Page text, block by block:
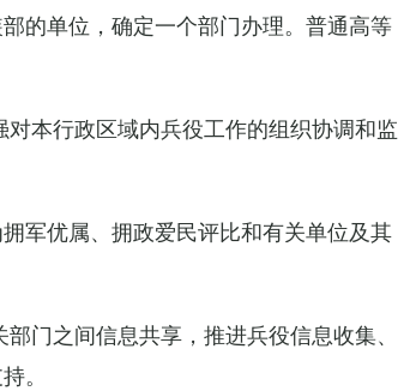
的单位，确定一个部门办理。普通高等
本行政区域内兵役工作的组织协调和监
军优属、拥政爱民评比和有关单位及其
门之间信息共享，推进兵役信息收集、
。